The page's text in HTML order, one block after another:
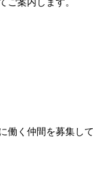
働く仲間を募集し